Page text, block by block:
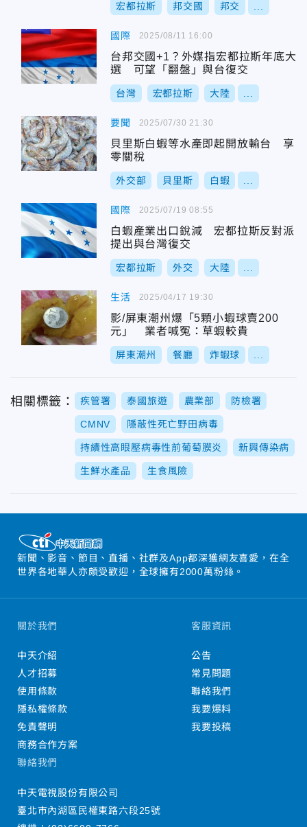
宏都拉斯 邦交國 邦交
國際
台邦交國+1？外媒指宏都拉斯年底大
選 可望「翻盤」與台復交
台灣 宏都拉斯 大陸
2025/08/11 16:00
要聞
貝里斯白蝦等水產即起開放輸台 享
零關稅
外交部 貝里斯 白蝦
2025/07/30 21:30
國際
白蝦產業出口銳減 宏都拉斯反對派
提出與台灣復交
宏都拉斯 外交 大陸
2025/07/19 08:55
生活
影/屏東潮州爆「5顆小蝦球賣200
元」 業者喊冤：草蝦較貴
屏東潮州 餐廳 炸蝦球
2025/04/17 19:30
相關標籤： 疾管署 泰國旅遊 農業部 防檢署
CMNV 隱蔽性死亡野田病毒
持續性高眼壓病毒性前葡萄膜炎 新興傳染病
生鮮水產品 生食風險
新聞、影音、節目、直播、社群及App都深獲網友喜愛，在全
世界各地華人亦頗受歡迎，全球擁有2000萬粉絲。
關於我們
中天介紹
人才招募
使用條款
隱私權條款
免責聲明
商務合作方案
客服資訊
公告
常見問題
聯絡我們
我要爆料
我要投稿
聯絡我們
中天電視股份有限公司
臺北市內湖區民權東路六段25號